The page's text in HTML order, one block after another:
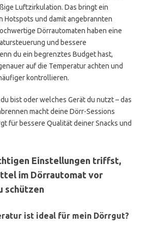
Luftzirkulation. Das bringt ein
Hotspots und damit angebrannten
Dörrautomaten haben eine
und bessere
du ein begrenztes Budget hast,
auf die Temperatur achten und
kontrollieren.
bist oder welches Gerät du nutzt – das
macht deine Dörr-Sessions
für bessere Qualität deiner Snacks und
Einstellungen triffst,
im Dörrautomat vor
schützen
ist ideal für mein Dörrgut?